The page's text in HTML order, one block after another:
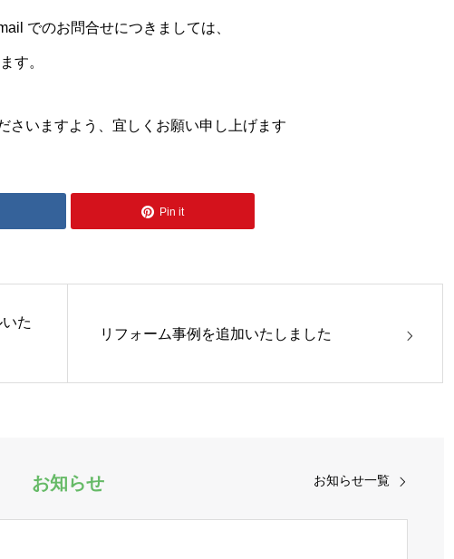
でのお問合せにつきましては、
す。
さいますよう、宜しくお願い申し上げます
Pin it
た
リフォーム事例を追加いたしました
お知らせ お知らせ一覧